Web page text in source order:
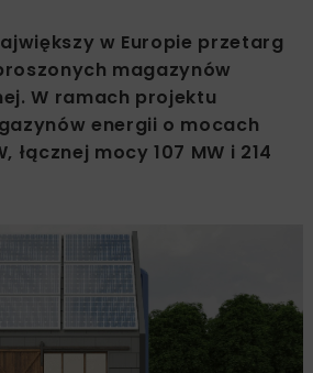
w Europie przetarg
magazynów
W ramach projektu
energii o mocach
łącznej mocy 107 MW i 214